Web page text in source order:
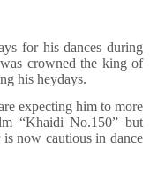
for his dances during
crowned the king of
his heydays.
expecting him to more
“Khaidi No.150” but
is now cautious in dance